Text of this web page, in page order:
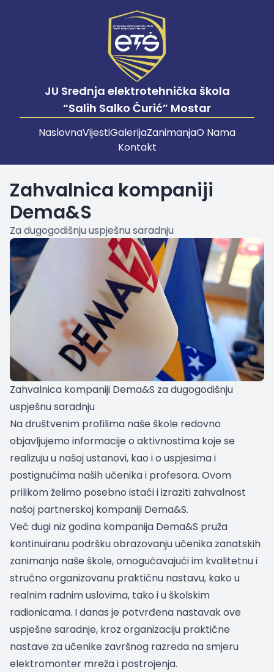
JU Srednja elektrotehnička škola
“Salih Salko Ćurić” Mostar
NaslovnaVijestiGalerijaZanimanjaO Nama
Kontakt
Zahvalnica kompaniji
Dema&S
Za dugogodišnju uspješnu saradnju
Zahvalnica kompaniji Dema&S za dugogodišnju
uspješnu saradnju
Na društvenim profilima naše škole redovno
objavljujemo informacije o aktivnostima koje se
realizuju u našoj ustanovi, kao i o uspjesima i
postignućima naših učenika i profesora. Ovom
prilikom želimo posebno istaći i izraziti zahvalnost
našoj partnerskoj kompaniji Dema&S.
Već dugi niz godina kompanija Dema&S pruža
kontinuiranu podršku obrazovanju učenika zanatskih
zanimanja naše škole, omogućavajući im kvalitetnu i
stručno organizovanu praktičnu nastavu, kako u
realnim radnim uslovima, tako i u školskim
radionicama. I danas je potvrđena nastavak ove
uspješne saradnje, kroz organizaciju praktične
nastave za učenike završnog razreda na smjeru
elektromonter mreža i postrojenja.